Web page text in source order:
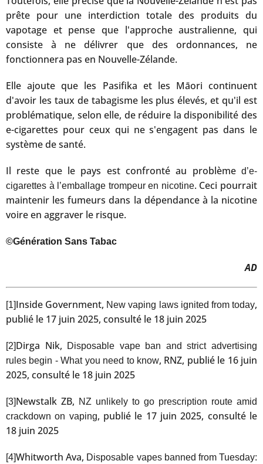
prête pour une interdiction totale des produits du
vapotage et pense que l'approche australienne, qui
consiste à ne délivrer que des ordonnances, ne
fonctionnera pas en Nouvelle-Zélande.
Elle ajoute que les Pasifika et les Māori continuent
d'avoir les taux de tabagisme les plus élevés, et qu'il est
problématique, selon elle, de réduire la disponibilité des
e-cigarettes pour ceux qui ne s'engagent pas dans le
système de santé.
Il reste que le pays est confronté au problème d’e-
cigarettes à l’emballage trompeur en nicotine. Ceci pourrait
maintenir les fumeurs dans la dépendance à la nicotine
voire en aggraver le risque.
©Génération Sans Tabac
AD
[1]Inside Government, New vaping laws ignited from today,
publié le 17 juin 2025, consulté le 18 juin 2025
[2]Dirga Nik,
Disposable vape ban and strict advertising
rules begin - What you need to know, RNZ, publié le 16 juin
2025, consulté le 18 juin 2025
[3]Newstalk ZB, NZ unlikely to go prescription route amid
crackdown on vaping, publié le 17 juin 2025, consulté le
18 juin 2025
[4]Whitworth Ava, Disposable vapes banned from Tuesday: